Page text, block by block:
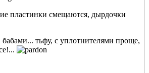
пластинки смещаются, дырдочки
бабами... тьфу, с уплотнителями проще,